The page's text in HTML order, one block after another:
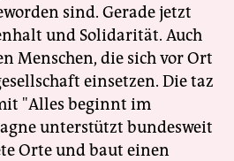
sind. Gerade jetzt
und Solidarität. Auch
Menschen, die sich vor Ort
einsetzen. Die taz
"Alles beginnt im
unterstützt bundesweit
Orte und baut einen